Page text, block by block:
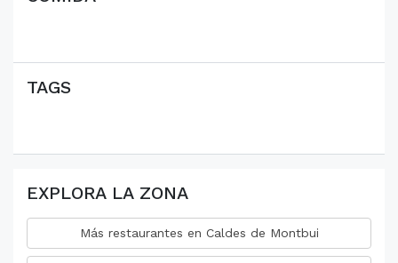
TAGS
EXPLORA LA ZONA
Más restaurantes en Caldes de Montbui